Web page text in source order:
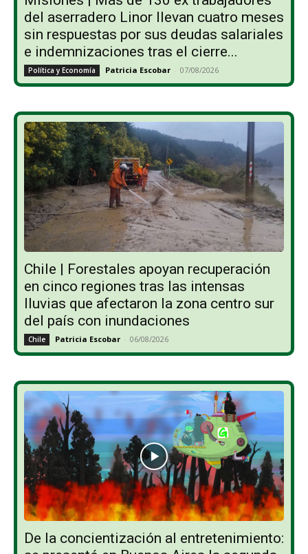
del aserradero Linor llevan cuatro meses
sin respuestas por sus deudas salariales
e indemnizaciones tras el cierre...
Política y Economía Patricia Escobar - 07/08/2026
Chile | Forestales apoyan recuperación
en cinco regiones tras las intensas
lluvias que afectaron la zona centro sur
del país con inundaciones
Chile Patricia Escobar - 06/08/2026
De la concientización al entretenimiento: